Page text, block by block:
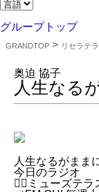
グループトップ
GRANDTOP > リセラテ
奥迫 協子
人生なる
人生なるがまま
今日のラジオ
🧚‍♀️ミューズテラ